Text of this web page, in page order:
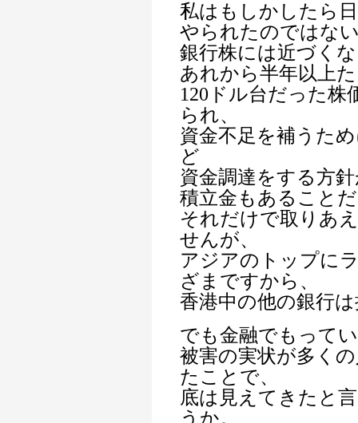
私はもしかしたら
やられたのではな
銀行株には近づく
あれから半年以上
120ドル台だった株
られ、
資金不足を補うた
ど
資金調達をする方
積立金もあること
それだけで取りあ
せんが、
アジアのトップに
ざまですから、
香港中の他の銀行
でも金融でもって
被害の実状が多く
たことで、
底は見えてきたと
うか。